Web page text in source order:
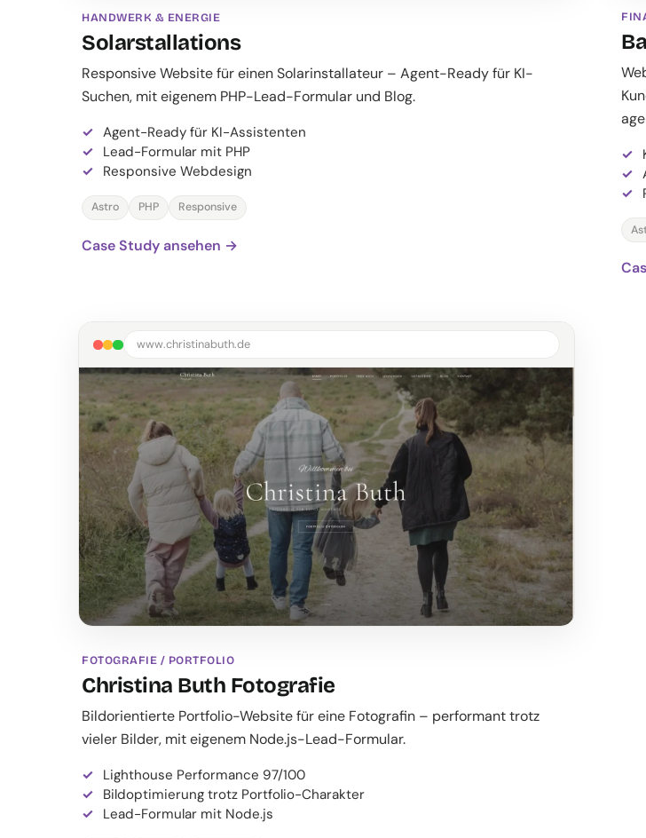
HANDWERK & ENERGIE
Solarstallations
Responsive Website für einen Solarinstallateur – Agent-Ready für KI-
Suchen, mit eigenem PHP-Lead-Formular und Blog.
Agent-Ready für KI-Assistenten
Lead-Formular mit PHP
Responsive Webdesign
Astro PHP Responsive
Case Study ansehen →
www.christinabuth.de
FOTOGRAFIE / PORTFOLIO
Christina Buth Fotografie
Bildorientierte Portfolio-Website für eine Fotografin – performant trotz
vieler Bilder, mit eigenem Node.js-Lead-Formular.
Lighthouse Performance 97/100
Bildoptimierung trotz Portfolio-Charakter
Lead-Formular mit Node.js